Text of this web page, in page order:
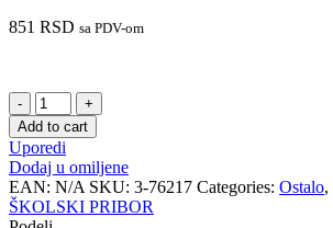
851 RSD sa PDV-om
Fascikla
A4
Frozen
quantity
Add to cart
Uporedi
Dodaj u omiljene
EAN: N/A SKU: 3-76217 Categories: Ostalo,
ŠKOLSKI PRIBOR